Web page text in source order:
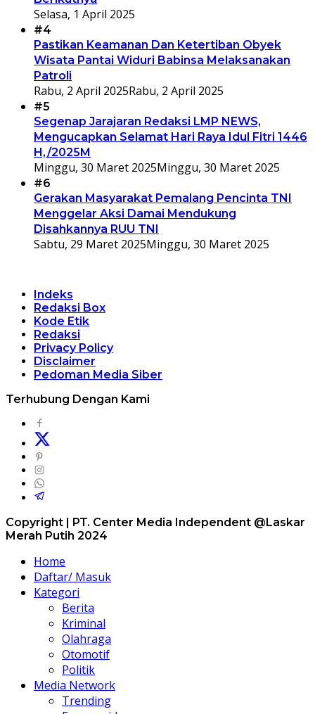
Selasa, 1 April 2025
#4
Pastikan Keamanan Dan Ketertiban Obyek
Wisata Pantai Widuri Babinsa Melaksanakan
Patroli
Rabu, 2 April 2025Rabu, 2 April 2025
#5
Segenap Jarajaran Redaksi LMP NEWS,
Mengucapkan Selamat Hari Raya Idul Fitri 1446
H,/2025M
Minggu, 30 Maret 2025Minggu, 30 Maret 2025
#6
Gerakan Masyarakat Pemalang Pencinta TNI
Menggelar Aksi Damai Mendukung
Disahkannya RUU TNI
Sabtu, 29 Maret 2025Minggu, 30 Maret 2025
Indeks
Redaksi Box
Kode Etik
Redaksi
Privacy Policy
Disclaimer
Pedoman Media Siber
Terhubung Dengan Kami
Copyright | PT. Center Media Independent @Laskar
Merah Putih 2024
Home
Daftar/ Masuk
Kategori
Berita
Kriminal
Olahraga
Otomotif
Politik
Media Network
Trending